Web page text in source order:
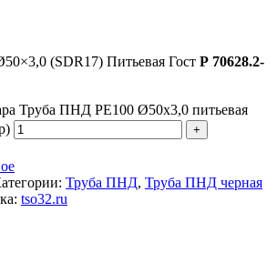
(SDR17) Питьевая Гост Р 70628.2-
Труба ПНД РЕ100 Ø50x3,0 питьевая
Труба ПНД, Труба ПНД черная
tso32.ru